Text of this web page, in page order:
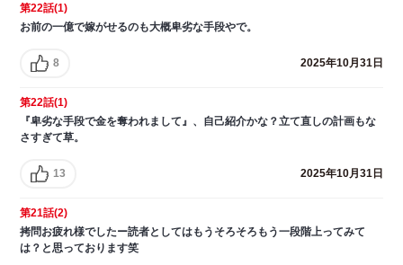
第22話(1)
お前の一億で嫁がせるのも大概卑劣な手段やで。
8 2025年10月31日
第22話(1)
『卑劣な手段で金を奪われまして』、自己紹介かな？立て直しの計画もな
さすぎて草。
13 2025年10月31日
第21話(2)
拷問お疲れ様でしたー読者としてはもうそろそろもう一段階上ってみて
は？と思っております笑